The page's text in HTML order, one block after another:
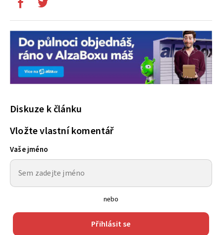
Diskuze k článku
Vložte vlastní komentář
Vaše jméno
nebo
Přihlásit se